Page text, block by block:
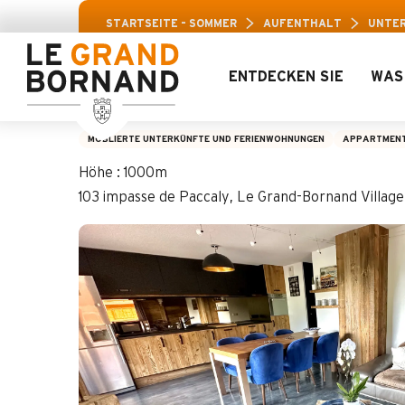
au
contenu
principal
Aravis-
ENTDECKEN SIE
STARTSEITE – SOMMER AUFENTHALT
Jade 2
MÖBLIERTE UNTERKÜNFTE UND FERIENWOHNUNGEN
Höhe : 1000m
103 impasse de Paccaly, Le Grand-Bornand